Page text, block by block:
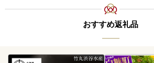
おすすめ返礼品